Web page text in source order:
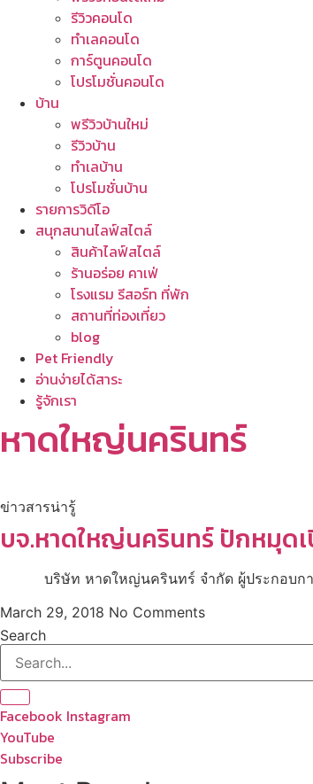
รีวิวคอนโด
ทำเลคอนโด
การ์ตูนคอนโด
โปรโมชั่นคอนโด
บ้าน
พรีวิวบ้านใหม่
รีวิวบ้าน
ทำเลบ้าน
โปรโมชั่นบ้าน
รายการวิดีโอ
สนุกสนานไลฟ์สไตล์
สินค้าไลฟ์สไตล์
ร้านอร่อย คาเฟ่
โรงแรม รีสอร์ท ที่พัก
สถานที่ท่องเที่ยว
blog
Pet Friendly
อ่านง่ายได้สาระ
รู้จักเรา
หาดใหญ่นครินทร์
ข่าวสารน่ารู้
บจ.หาดใหญ่นครินทร์ ปักหมุดเ
บริษัท หาดใหญ่นครินทร์ จำกัด ผู้ประกอบการ
March 29, 2018 No Comments
Search
Facebook Instagram
YouTube
Subscribe